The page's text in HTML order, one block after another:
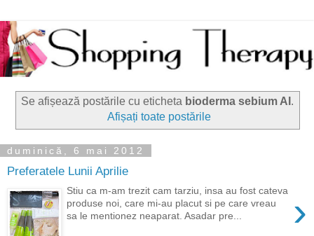
Se afișează postările cu eticheta bioderma sebium AI .
Afișați toate postările
duminică, 6 mai 2012
Preferatele Lunii Aprilie
›
Stiu ca m-am trezit cam tarziu, insa au fost cateva
produse noi, care mi-au placut si pe care vreau
sa le mentionez neaparat. Asadar pre...